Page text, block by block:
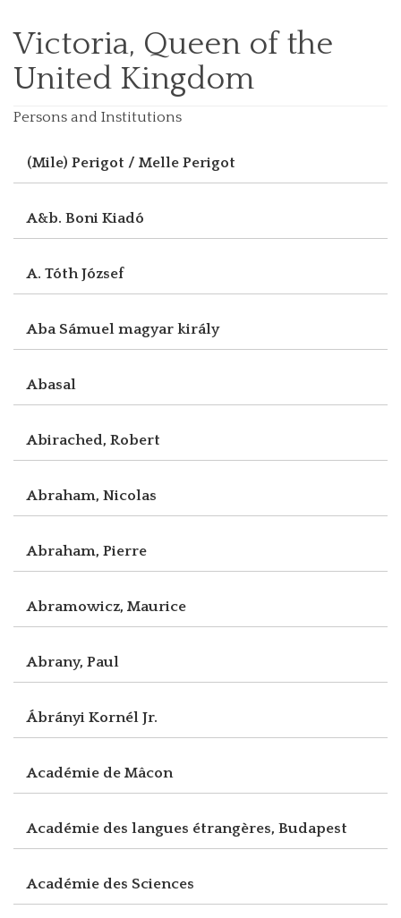
Victoria, Queen of the
United Kingdom
Persons and Institutions
(Mile) Perigot / Melle Perigot
A&b. Boni Kiadó
A. Tóth József
Aba Sámuel magyar király
Abasal
Abirached, Robert
Abraham, Nicolas
Abraham, Pierre
Abramowicz, Maurice
Abrany, Paul
Ábrányi Kornél Jr.
Académie de Mâcon
Académie des langues étrangères, Budapest
Académie des Sciences